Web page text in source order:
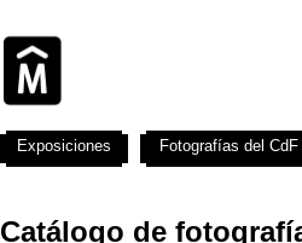
Catálogo de
Exposiciones Fotografías del CdF